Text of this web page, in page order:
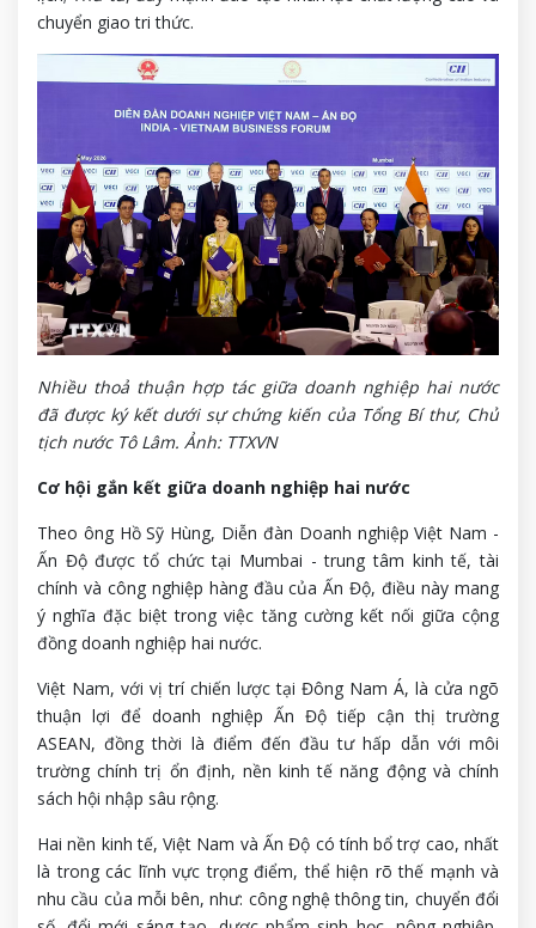
chuyển giao tri thức.
Nhiều thoả thuận hợp tác giữa doanh nghiệp hai nước
đã được ký kết dưới sự chứng kiến của Tổng Bí thư, Chủ
tịch nước Tô Lâm. Ảnh: TTXVN
Cơ hội gắn kết giữa doanh nghiệp hai nước
Theo ông Hồ Sỹ Hùng, Diễn đàn Doanh nghiệp Việt Nam -
Ấn Độ được tổ chức tại Mumbai - trung tâm kinh tế, tài
chính và công nghiệp hàng đầu của Ấn Độ, điều này mang
ý nghĩa đặc biệt trong việc tăng cường kết nối giữa cộng
đồng doanh nghiệp hai nước.
Việt Nam, với vị trí chiến lược tại Đông Nam Á, là cửa ngõ
thuận lợi để doanh nghiệp Ấn Độ tiếp cận thị trường
ASEAN, đồng thời là điểm đến đầu tư hấp dẫn với môi
trường chính trị ổn định, nền kinh tế năng động và chính
sách hội nhập sâu rộng.
Hai nền kinh tế, Việt Nam và Ấn Độ có tính bổ trợ cao, nhất
là trong các lĩnh vực trọng điểm, thể hiện rõ thế mạnh và
nhu cầu của mỗi bên, như: công nghệ thông tin, chuyển đổi